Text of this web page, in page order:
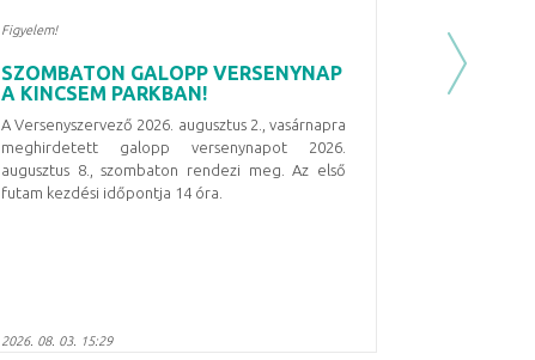
Figyelem!
SZOMBATON GALOPP VERSENYNAP
A KINCSEM PARKBAN!
A Versenyszervező 2026. augusztus 2., vasárnapra
meghirdetett galopp versenynapot 2026.
augusztus 8., szombaton rendezi meg. Az első
futam kezdési időpontja 14 óra
2026. 08. 03. 15:29
Next